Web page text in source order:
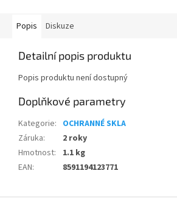
Popis Diskuze
Detailní popis produktu
Popis produktu není dostupný
Doplňkové parametry
Kategorie: OCHRANNÉ SKLA
Záruka:
2 roky
Hmotnost:
1.1 kg
EAN: 8591194123771